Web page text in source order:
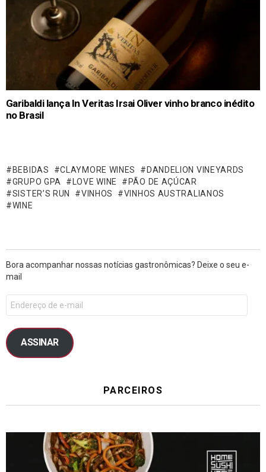
Garibaldi lança In Veritas Irsai Oliver vinho branco inédito
no Brasil
BEBIDAS CLAYMORE WINES
DANDELION VINEYARDS
GRUPO GPA
LOVE WINE
PÃO DE AÇÚCAR
SISTER’S RUN
VINHOS
VINHOS AUSTRALIANOS
WINE
Bora acompanhar nossas notícias gastronômicas? Deixe o seu e-
mail
ASSINAR
PARCEIROS